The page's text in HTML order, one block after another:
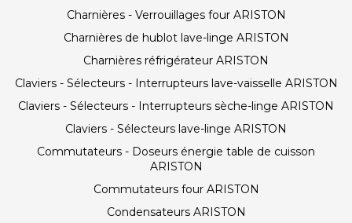
Charnières - Verrouillages four ARISTON
Charnières de hublot lave-linge ARISTON
Charnières réfrigérateur ARISTON
Claviers - Sélecteurs - Interrupteurs lave-vaisselle ARISTON
Claviers - Sélecteurs - Interrupteurs sèche-linge ARISTON
Claviers - Sélecteurs lave-linge ARISTON
Commutateurs - Doseurs énergie table de cuisson
ARISTON
Commutateurs four ARISTON
Condensateurs ARISTON